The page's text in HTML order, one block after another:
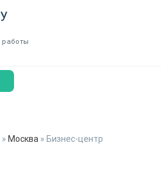
работы
» Москва » Бизнес-центр